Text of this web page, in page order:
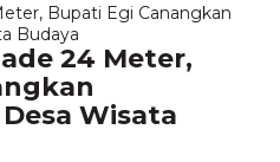
24 Meter,
Wisata